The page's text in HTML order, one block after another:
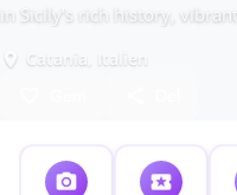
in Sicily’s rich history,
place Catania, Italien
photo_camera local_activity